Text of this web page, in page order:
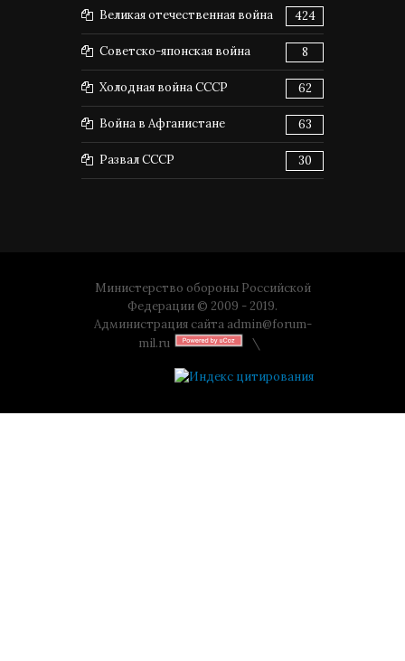
Великая отечественная война 424
Советско-японская война 8
Холодная война СССР 62
Война в Афганистане 63
Развал СССР 30
Министерство обороны Российской
Федерации © 2009 - 2019.
Администрация сайта admin@forum-
mil.ru